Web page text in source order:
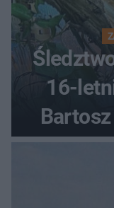
16-